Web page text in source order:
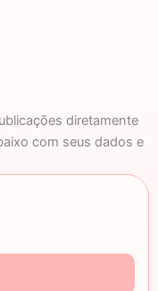
diretamente
com seus dados e